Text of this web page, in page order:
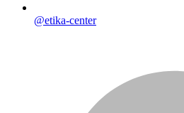
@etika-center